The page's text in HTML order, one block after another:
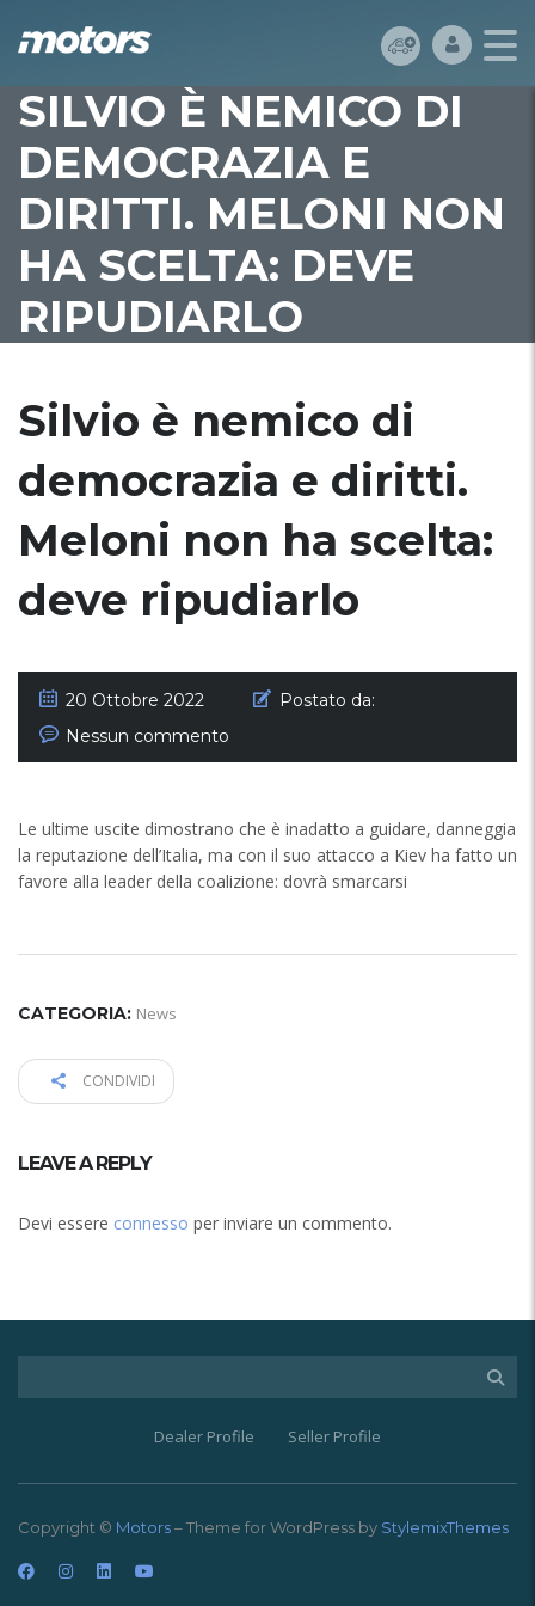
SILVIO È NEMICO DI
DEMOCRAZIA E
DIRITTI. MELONI NON
HA SCELTA: DEVE
RIPUDIARLO
Silvio è nemico di
democrazia e diritti.
Meloni non ha scelta:
deve ripudiarlo
20 Ottobre 2022
Postato da:
Nessun commento
Le ultime uscite dimostrano che è inadatto a guidare, danneggia
la reputazione dell’Italia, ma con il suo attacco a Kiev ha fatto un
favore alla leader della coalizione: dovrà smarcarsi
CATEGORIA: News
CONDIVIDI
LEAVE A REPLY
Devi essere connesso per inviare un commento.
Dealer Profile Seller Profile
Copyright © Motors– Theme for WordPress by StylemixThemes